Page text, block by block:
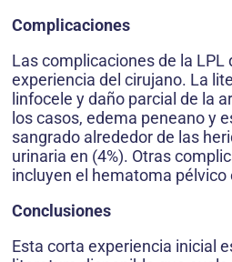
Complicaciones
Las complicaciones de la LPL
experiencia del cirujano. La
linfocele y daño parcial de la
los casos, edema peneano y
sangrado alrededor de las
urinaria en (4%). Otras
incluyen el hematoma pélvico
Conclusiones
Esta corta experiencia inicial